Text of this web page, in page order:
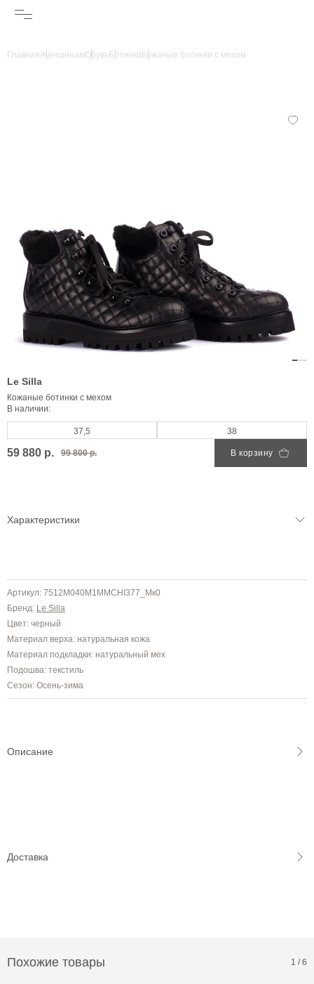
ГлавнаяЖенщинамОбувьБотинки Кожаные ботинки с мехом
Le Silla
Кожаные ботинки с мехом
В наличии:
37,5 38
59 880 р. 99 800 р. В корзину
Характеристики
Артикул: 7512M040M1MMCHI377_Mк0
Бренд: Le Silla
Цвет: черный
Материал верха: натуральная кожа
Материал подкладки: натуральный мех
Подошва: текстиль
Сезон: Осень-зима
Описание
Доставка
Похожие товары 1 /6